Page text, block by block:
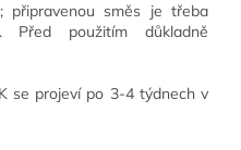
připravenou směs je třeba
použitím důkladně
se projeví po 3-4 týdnech v